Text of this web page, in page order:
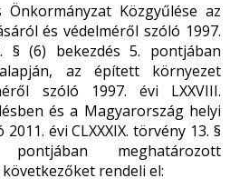
Közgyűlése az
és védelméről szóló 1997.
§ (6) bekezdés 5. pontjában
az épített környezet
szóló 1997. évi LXXVIII.
és a Magyarország helyi
évi CLXXXIX. törvény 13. §
meghatározott
rendeli el: